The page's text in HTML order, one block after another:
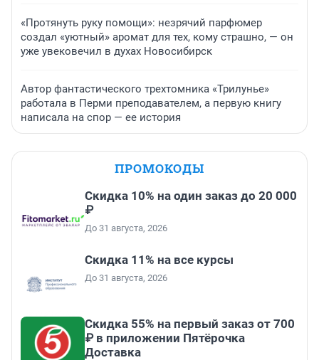
«Протянуть руку помощи»: незрячий парфюмер
создал «уютный» аромат для тех, кому страшно, — он
уже увековечил в духах Новосибирск
Автор фантастического трехтомника «Трилунье»
работала в Перми преподавателем, а первую книгу
написала на спор — ее история
ПРОМОКОДЫ
Скидка 10% на один заказ до 20 000
₽
До 31 августа, 2026
Скидка 11% на все курсы
До 31 августа, 2026
Скидка 55% на первый заказ от 700
₽ в приложении Пятёрочка
Доставка